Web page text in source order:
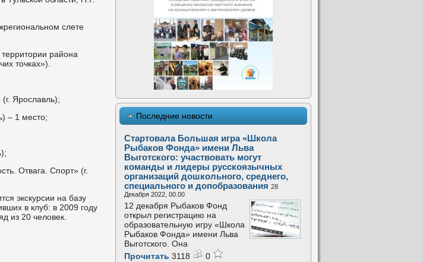
слете
района
точках»).
Ярославль);
– 1 место;
Отвага. Спорт» (г.
экскурсии на базу
в клуб: в 2009 году
из 20 человек.
Последние новости
Стартовала Большая игра «Школа
Рыбаков Фонда» имени Льва
Выготского: участвовать могут
команды и лидеры русскоязычных
организаций дошкольного, среднего,
специального и допобразования 28
Декабря 2022, 00.00
12 декабря Рыбаков Фонд
открыл регистрацию на
образовательную игру «Школа
Рыбаков Фонда» имени Льва
Выготского. Она
Прочитать 3118
0